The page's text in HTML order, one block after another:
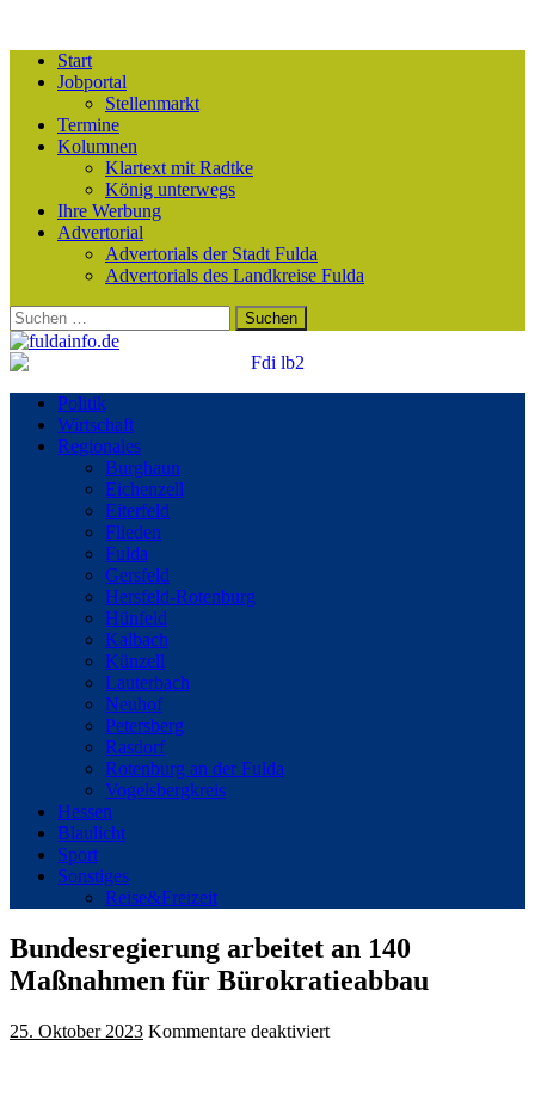
Start
Jobportal
Stellenmarkt
Termine
Kolumnen
Klartext mit Radtke
König unterwegs
Ihre Werbung
Advertorial
Advertorials der Stadt Fulda
Advertorials des Landkreise Fulda
Suchen
nach:
Politik
Wirtschaft
Regionales
Burghaun
Eichenzell
Eiterfeld
Flieden
Fulda
Gersfeld
Hersfeld-Rotenburg
Hünfeld
Kalbach
Künzell
Lauterbach
Neuhof
Petersberg
Rasdorf
Rotenburg an der Fulda
Vogelsbergkreis
Hessen
Blaulicht
Sport
Sonstiges
Reise&Freizeit
Bundesregierung arbeitet an 140
Maßnahmen für Bürokratieabbau
25. Oktober 2023 Kommentare deaktiviertfür